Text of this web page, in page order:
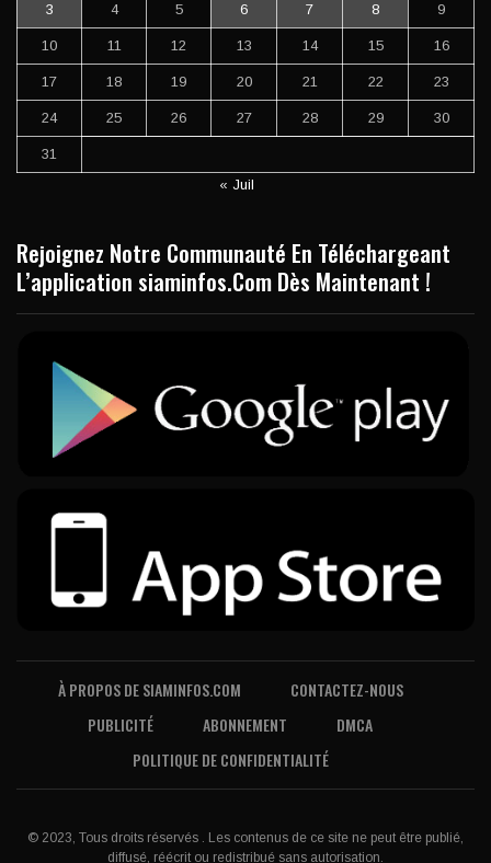
3 4 5 6 7 8 9
10 11 12 13 14 15 16
17 18 19 20 21 22 23
24 25 26 27 28 29 30
31
« Juil
Rejoignez Notre Communauté En Téléchargeant
L’application siaminfos.Com Dès Maintenant !
À PROPOS DE SIAMINFOS.COM
CONTACTEZ-NOUS
PUBLICITÉ
ABONNEMENT
DMCA
POLITIQUE DE CONFIDENTIALITÉ
© 2023, Tous droits réservés . Les contenus de ce site ne peut être publié,
diffusé, réécrit ou redistribué sans autorisation.